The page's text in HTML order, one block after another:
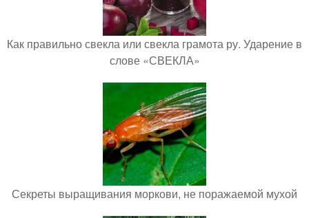
Как правильно свекла или свекла грамота ру. Ударение в
слове «СВЕКЛА»
Секреты выращивания моркови, не поражаемой мухой